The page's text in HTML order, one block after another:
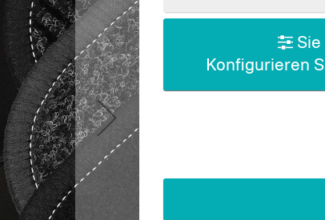
Sie
Konfigurieren